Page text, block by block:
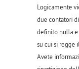
Logicamente
due contatori
definito nulla e
su cui si regge
Avete